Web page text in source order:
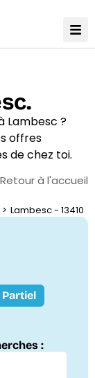
Lambesc ?
offres
de chez toi.
Retour à l'accueil
Lambesc - 13410
Partiel
: